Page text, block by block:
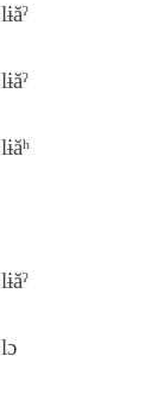
lɨăˀ
lɨăˀ
lɨăʰ
lɨăˀ
lɔ